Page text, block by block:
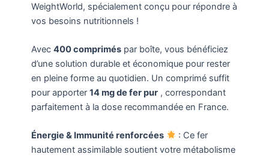
WeightWorld, spécialement conçu pour répondre à
vos besoins nutritionnels !
Avec 400 compriméspar boîte, vous bénéficiez
d’une solution durable et économique pour rester
en pleine forme au quotidien. Un comprimé suffit
pour apporter 14 mg de fer pur, correspondant
parfaitement à la dose recommandée en France.
Énergie & Immunité renforcées
: Ce fer
hautement assimilable soutient votre métabolisme